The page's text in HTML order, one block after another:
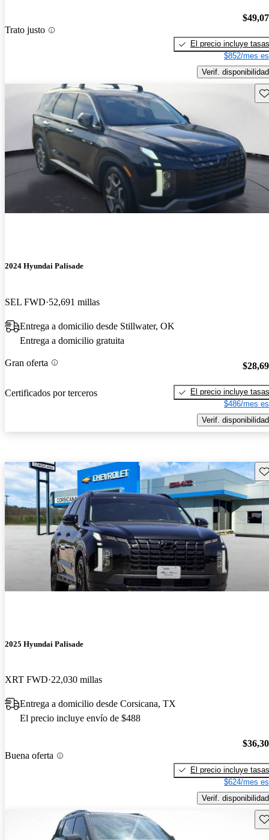
Trato justo
El precio incluye tasas
$852/mes
Verif. disponibilidad
2024 Hyundai Palisade
SEL FWD 52,691 millas
Entrega a domicilio desde Stillwater, OK
Entrega a domicilio gratuita
Gran oferta
Certificados por terceros
El precio incluye tasas
$486/mes
Verif. disponibilidad
2025 Hyundai Palisade
XRT FWD 22,030 millas
Entrega a domicilio desde Corsicana, TX
El precio incluye envío de $488
Buena oferta
El precio incluye tasas
$624/mes
Verif. disponibilidad